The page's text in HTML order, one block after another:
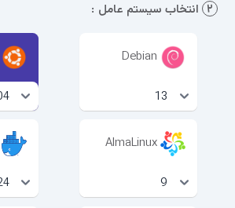
۲ انتخاب سیستم عامل :
Debian
AlmaLinux